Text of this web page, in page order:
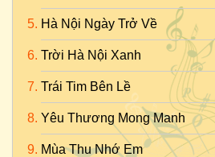
Hà Nội Ngày Trở Về
Trời Hà Nội Xanh
Trái Tim Bên Lề
Yêu Thương Mong Manh
Mùa Thu Nhớ Em